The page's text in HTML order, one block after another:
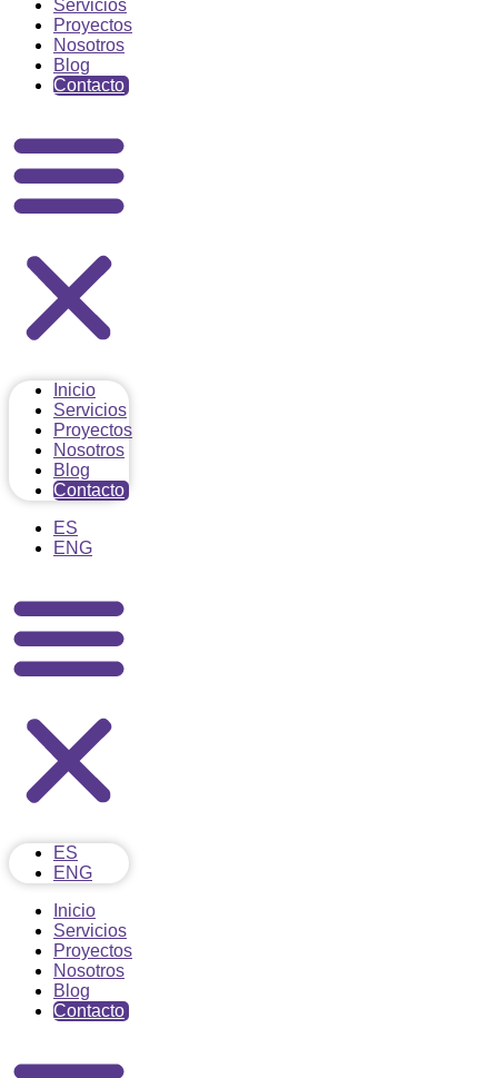
Servicios
Proyectos
Nosotros
Blog
Contacto
Inicio
Servicios
Proyectos
Nosotros
Blog
Contacto
ES
ENG
ES
ENG
Inicio
Servicios
Proyectos
Nosotros
Blog
Contacto